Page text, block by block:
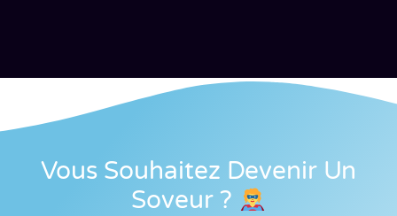
Vous Souhaitez Devenir Un
Soveur ?